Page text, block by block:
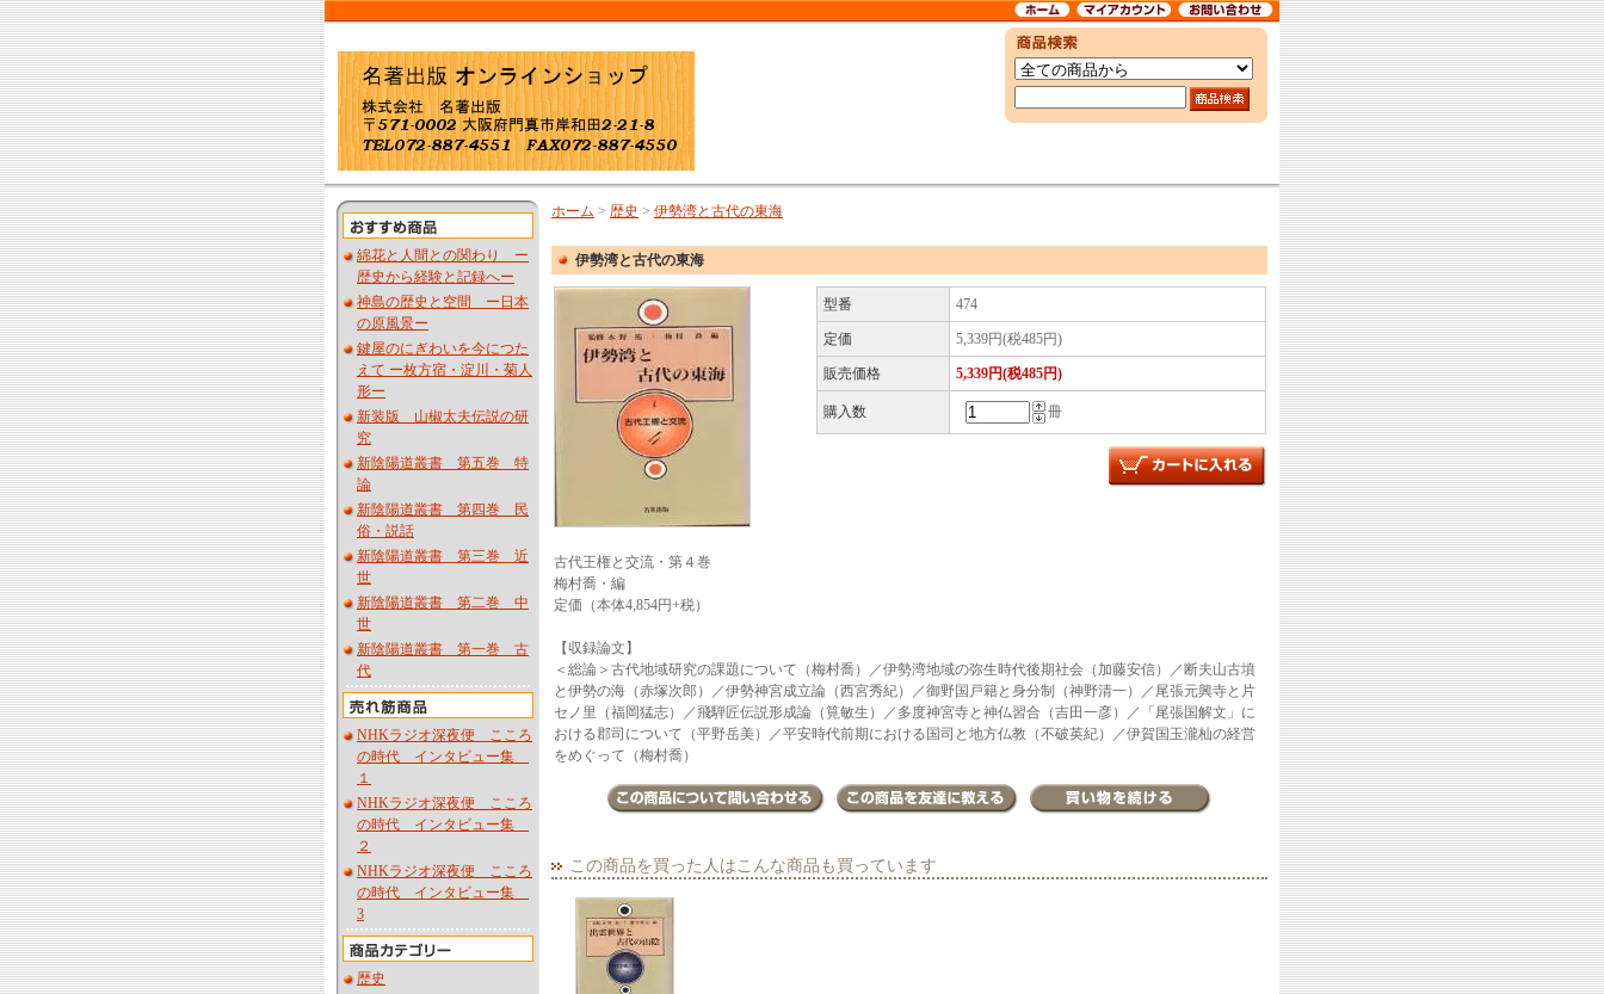
綿花と人間との関わり ー
歴史から経験と記録へー
神島の歴史と空間 ー日本
の原風景ー
鍵屋のにぎわいを今につた
えて ー枚方宿・淀川・菊人
形ー
新装版 山椒太夫伝説の研
究
新陰陽道叢書 第五巻 特
論
新陰陽道叢書 第四巻 民
俗・説話
新陰陽道叢書 第三巻 近
世
新陰陽道叢書 第二巻 中
世
新陰陽道叢書 第一巻 古
代
NHKラジオ深夜便 こころ
の時代 インタビュー集
１
NHKラジオ深夜便 こころ
の時代 インタビュー集
２
NHKラジオ深夜便 こころ
の時代 インタビュー集
3
歴史
ホーム > 歴史 > 伊勢湾と古代の東海
伊勢湾と古代の東海
型番 474
定価 5,339円(税485円)
販売価格 5,339円(税485円)
購入数 冊
古代王権と交流・第４巻
梅村喬・編
定価（本体4,854円+税）
【収録論文】
＜総論＞古代地域研究の課題について（梅村喬）／伊勢湾地域の弥生時代後期社会（加藤安信）／断夫山古墳
と伊勢の海（赤塚次郎）／伊勢神宮成立論（西宮秀紀）／御野国戸籍と身分制（神野清一）／尾張元興寺と片
セノ里（福岡猛志）／飛騨匠伝説形成論（筧敏生）／多度神宮寺と神仏習合（吉田一彦）／「尾張国解文」に
おける郡司について（平野岳美）／平安時代前期における国司と地方仏教（不破英紀）／伊賀国玉瀧杣の経営
をめぐって（梅村喬）
この商品を買った人はこんな商品も買っています